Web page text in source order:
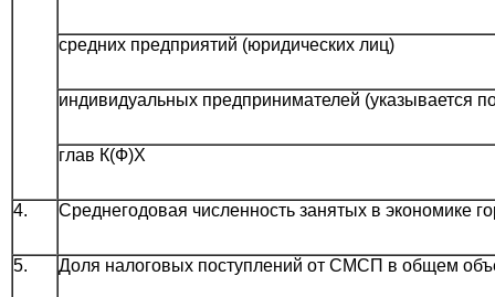
средних предприятий (юридических лиц)
индивидуальных предпринимателей (указывается
глав К(Ф)Х
4. Среднегодовая численность занятых в экономике
5. Доля налоговых поступлений от СМСП в общем